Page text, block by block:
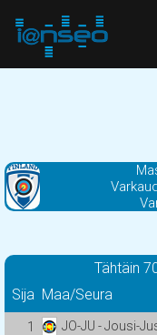
Tähtäin
Sija Maa/Seura
1 JO-JU - Jousi-